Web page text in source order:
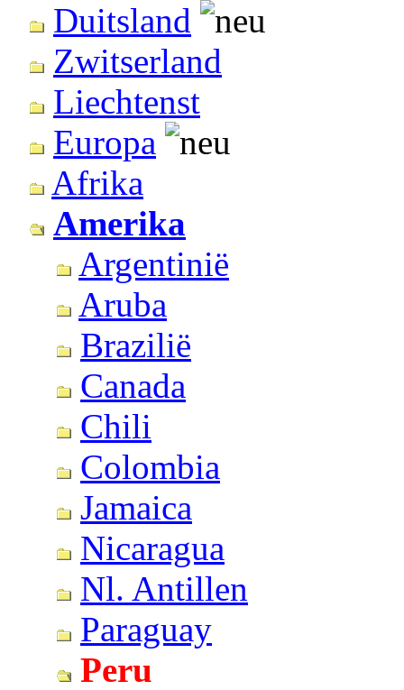
Duitsland
Zwitserland
Liechtenst
Europa
Afrika
Amerika
Argentinië
Aruba
Brazilië
Canada
Chili
Colombia
Jamaica
Nicaragua
Nl. Antillen
Paraguay
Peru